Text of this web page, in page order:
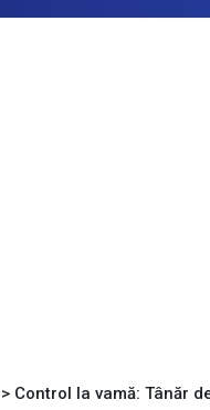
> Control la vamă: Tânăr